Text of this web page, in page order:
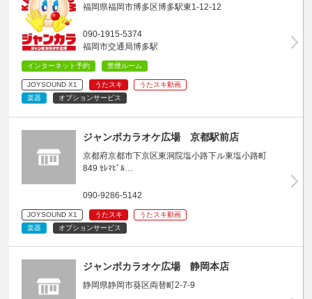
福岡県福岡市博多区博多駅東1-12-12
090-1915-5374
福岡市交通局博多駅
インターネット予約 禁煙ルーム
JOYSOUND X1 うたスキ
うたスキ動画
楽器
オプションサービス
ジャンボカラオケ広場 京都駅前店
京都府京都市下京区東洞院塩小路下ル東塩小路町
849 ｾﾚﾏﾋﾞﾙ…
090-9286-5142
JOYSOUND X1 うたスキ
うたスキ動画
楽器
オプションサービス
ジャンボカラオケ広場 静岡本店
静岡県静岡市葵区両替町2-7-9